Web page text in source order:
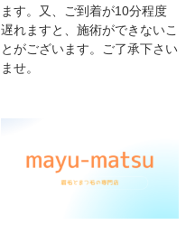
ます。又、ご到着が10分程度
遅れますと、施術ができないこ
とがございます。ご了承下さい
ませ。